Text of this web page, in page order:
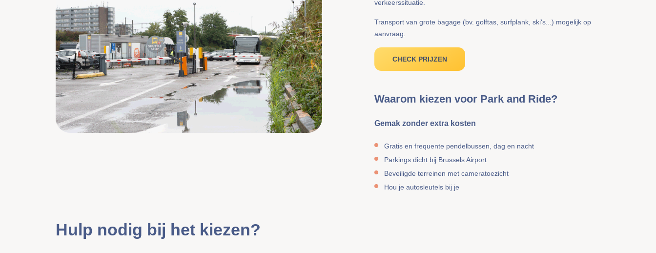
verkeerssituatie.
Transport van grote bagage (bv. golftas, surfplank, ski's...) mogelijk op
aanvraag.
CHECK PRIJZEN
Waarom kiezen voor Park and Ride?
Gemak zonder extra kosten
Gratis en frequente pendelbussen, dag en nacht
Parkings dicht bij Brussels Airport
Beveiligde terreinen met cameratoezicht
Hou je autosleutels bij je
Hulp nodig bij het kiezen?